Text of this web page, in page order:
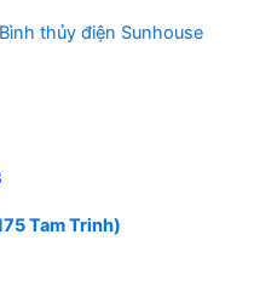
Bình thủy điện Sunhouse
Tam Trinh)